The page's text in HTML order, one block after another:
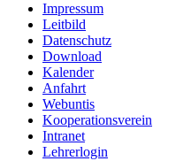
Impressum
Leitbild
Datenschutz
Download
Kalender
Anfahrt
Webuntis
Kooperationsverein
Intranet
Lehrerlogin